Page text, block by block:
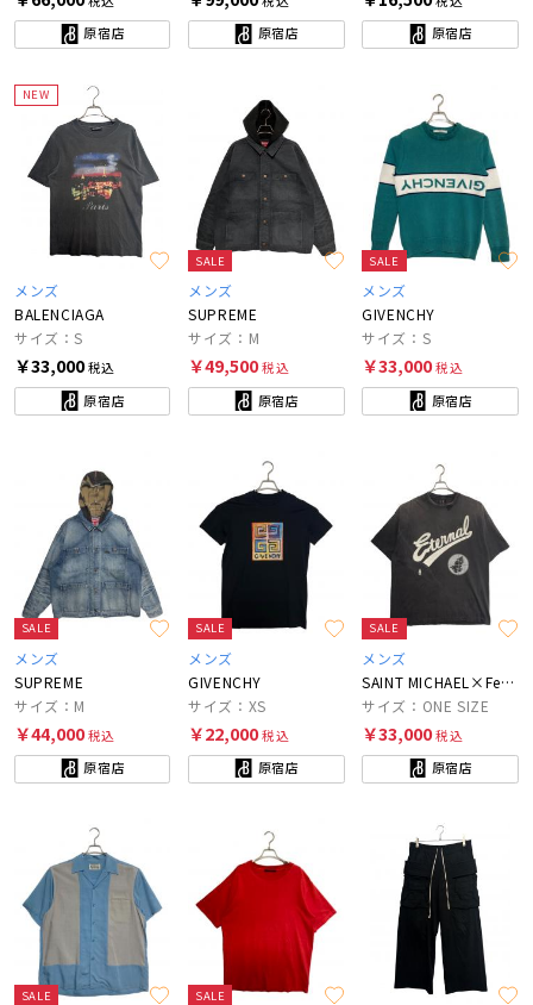
原宿店
原宿店
原宿店
NEW
メンズ
BALENCIAGA
サイズ：S
￥33,000税込
原宿店
SALE
メンズ
SUPREME
サイズ：M
￥49,500税込
原宿店
SALE
メンズ
GIVENCHY
サイズ：S
￥33,000税込
原宿店
SALE
メンズ
SUPREME
サイズ：M
￥44,000税込
原宿店
SALE
メンズ
GIVENCHY
サイズ：XS
￥22,000税込
原宿店
SALE
メンズ
SAINT MICHAEL×Fear Of God
サイズ：ONE SIZE
￥33,000税込
原宿店
SALE SALE